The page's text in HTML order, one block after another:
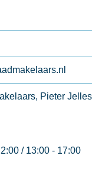
Pieter
/ 13:00 - 17:00